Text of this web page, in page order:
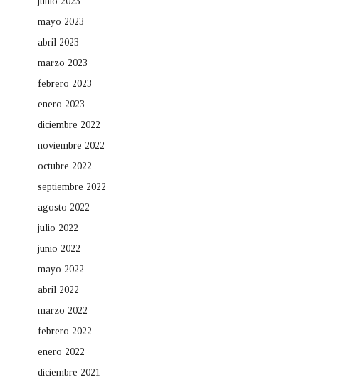
mayo 2023
abril 2023
marzo 2023
febrero 2023
enero 2023
diciembre 2022
noviembre 2022
octubre 2022
septiembre 2022
agosto 2022
julio 2022
junio 2022
mayo 2022
abril 2022
marzo 2022
febrero 2022
enero 2022
diciembre 2021